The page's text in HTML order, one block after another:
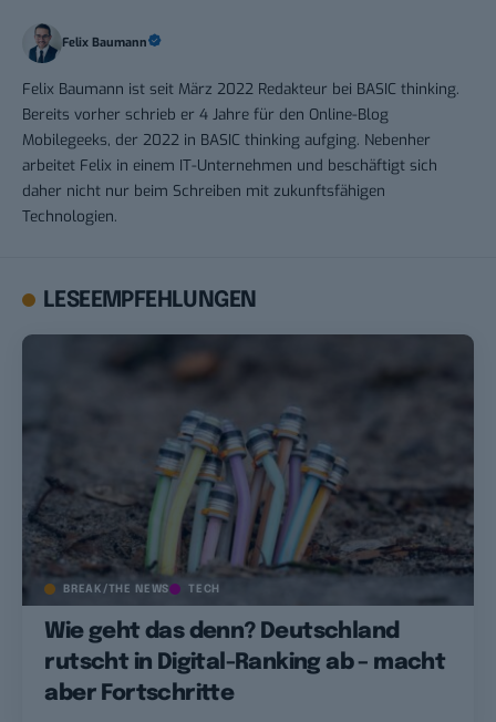
Felix Baumann
Felix Baumann ist seit März 2022 Redakteur bei BASIC thinking.
Bereits vorher schrieb er 4 Jahre für den Online-Blog
Mobilegeeks, der 2022 in BASIC thinking aufging. Nebenher
arbeitet Felix in einem IT-Unternehmen und beschäftigt sich
daher nicht nur beim Schreiben mit zukunftsfähigen
Technologien.
LESEEMPFEHLUNGEN
BREAK/THE NEWS TECH
Wie geht das denn? Deutschland
rutscht in Digital-Ranking ab – macht
aber Fortschritte